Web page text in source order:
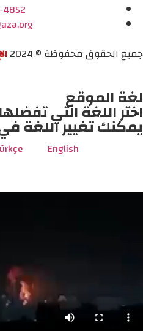
جميع الحقوق محفوظة © 2024
لغة الموقع
اختر اللغة التي
يمكنك تغيير اللغة
English